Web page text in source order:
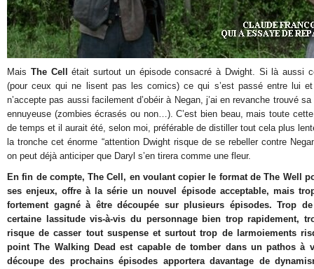
Mais The Cell
était surtout un épisode consacré à Dwight. Si là aussi
(pour ceux qui ne lisent pas les comics) ce qui s’est passé entre lui et
n’accepte pas aussi facilement d’obéir à Negan, j’ai en revanche trouvé
ennuyeuse (zombies écrasés ou non…). C’est bien beau, mais toute
de temps et il aurait été, selon moi, préférable de distiller tout cela plus
la tronche cet énorme “attention Dwight risque de se rebeller contre
on peut déjà anticiper que Daryl s’en tirera comme une fleur.
En fin de compte, The Cell, en voulant copier le format de The Well
ses enjeux, offre à la série un nouvel épisode acceptable, mais
fortement gagné à être découpée sur plusieurs épisodes. Trop
certaine lassitude vis-à-vis du personnage bien trop rapidement,
risque de casser tout suspense et surtout trop de larmoiements
point The Walking Dead est capable de tomber dans un pathos à
découpe des prochains épisodes apportera davantage de